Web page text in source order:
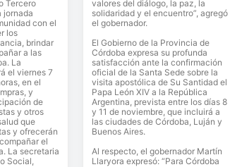
Tercero
jornada
con el
los
brindar
a las
La
el viernes 7
en el
y
de
y otros
que
y ofrecerán
el
La secretaria
Social,
valores del diálogo, la paz, la
solidaridad y el encuentro”, agregó
el gobernador.
El Gobierno de la Provincia de
Córdoba expresa su profunda
satisfacción ante la confirmación
oficial de la Santa Sede sobre la
visita apostólica de Su Santidad el
Papa León XIV a la República
Argentina, prevista entre los días 8
y 11 de noviembre, que incluirá a
las ciudades de Córdoba, Luján y
Buenos Aires.
Al respecto, el gobernador Martín
Llaryora expresó: “Para Córdoba